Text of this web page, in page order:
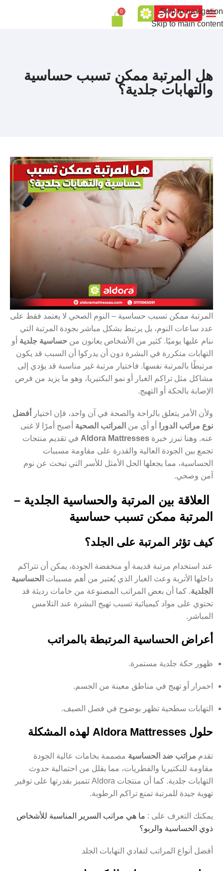
Skip to navigation
Skip to main content
0
هل المرتبة ممكن تسبب حساسية
والتهابات جلدية؟
المرتبة ممكن تسبب حساسية – النوم الصحي لا يعتمد فقط على
عدد ساعات النوم، بل يرتبط بشكل مباشر بجودة المرتبة التي
ننام عليها يوميًا. كثير من الأشخاص يعانون من حساسية جلدية أو
التهابات متكررة في البشرة دون أن يدركوا أن السبب قد يكون
مرتبطًا بالمرتبة نفسها. فاختيار مرتبة غير مناسبة قد يؤدي إلى
مشاكل مثل تراكم الغبار أو نمو البكتيريا، وهو ما يزيد من فرص
الإصابة بالحكة أو التهيج.
ولأن الأمر يتعلق بالراحة والصحة في آن واحد، فإن اختيار
أفضل
نوع مراتب الدورا
أو أي من المراتب الصحية أصبح أمرًا لا غنى
عنه. وهنا تبرز خبرة Aldora Mattresses في تقديم منتجات
تجمع بين الجودة العالية والقدرة على مقاومة مسببات
الحساسية، مما يجعلها الحل الأمثل للأسر التي تبحث عن نوم
آمن وصحي.
العلاقة بين المرتبة والحساسية الجلدية –
المرتبة ممكن تسبب حساسية
كيف تؤثر المرتبة على الجلد؟
عند استخدام مرتبة قديمة أو منخفضة الجودة، يمكن أن تتراكم
داخلها الأتربة وعث الغبار الذي يُعتبر من أهم مسببات الحساسية
الجلدية. كما أن بعض المراتب المصنوعة من خامات رديئة قد
تحتوي على مواد كيميائية تسبب تهيج البشرة عند التلامس
المباشر.
أعراض الحساسية المرتبطة بالمراتب
ظهور حكة جلدية مستمرة.
احمرار أو تهيج في مناطق معينة من الجسم.
التهابات سطحية تظهر بوضوح في فصل الصيف.
حلول Aldora Mattresses لهذه المشكلة
تقدم مراتب ضد الحساسية مصممة بخامات عالية الجودة
مقاومة للبكتيريا والفطريات، مما يقلل من احتمالية حدوث
التهابات جلدية. كما أن منتجات Aldora تتميز بقدرتها على توفير
تهوية جيدة للمرتبة تمنع تراكم الرطوبة.
يمكنك التعرف على : ما هي مراتب السرير المناسبة للأشخاص
ذوي الحساسية والربو؟
أفضل أنواع المراتب لتفادي التهابات الجلد